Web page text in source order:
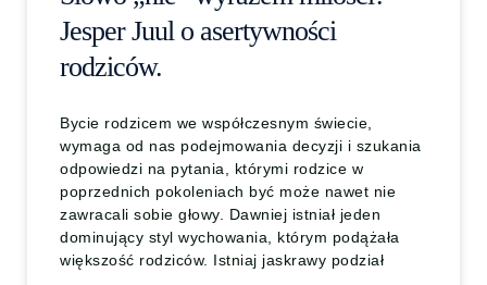
Jesper Juul o asertywności
rodziców.
Bycie rodzicem we współczesnym świecie,
wymaga od nas podejmowania decyzji i szukania
odpowiedzi na pytania, którymi rodzice w
poprzednich pokoleniach być może nawet nie
zawracali sobie głowy. Dawniej istniał jeden
dominujący styl wychowania, którym podążała
większość rodziców. Istniaj jaskrawy podział